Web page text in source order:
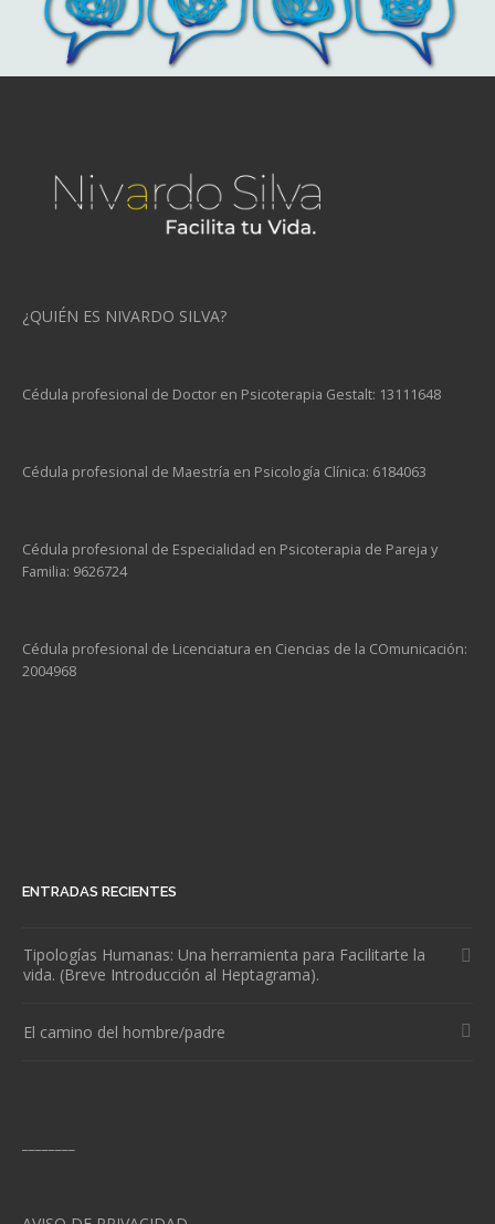
¿QUIÉN ES NIVARDO SILVA?
Cédula profesional de Doctor en Psicoterapia Gestalt: 13111648
Cédula profesional de Maestría en Psicología Clínica: 6184063
Cédula profesional de Especialidad en Psicoterapia de Pareja y
Familia: 9626724
Cédula profesional de Licenciatura en Ciencias de la COmunicación:
2004968
ENTRADAS RECIENTES
Tipologías Humanas: Una herramienta para Facilitarte la
vida. (Breve Introducción al Heptagrama).
El camino del hombre/padre